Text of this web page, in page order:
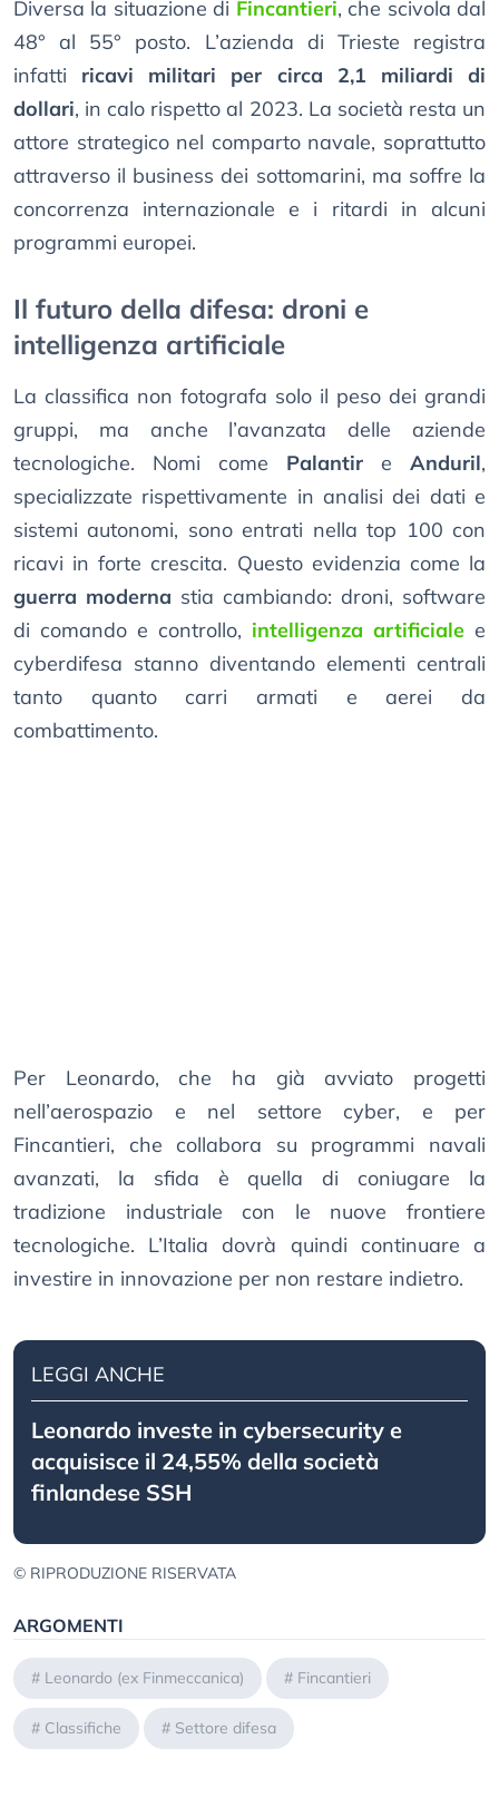
Diversa la situazione di Fincantieri, che scivola dal
48° al 55° posto. L’azienda di Trieste registra
infatti ricavi militari per circa 2,1 miliardi di
dollari, in calo rispetto al 2023. La società resta un
attore strategico nel comparto navale, soprattutto
attraverso il business dei sottomarini, ma soffre la
concorrenza internazionale e i ritardi in alcuni
programmi europei.
Il futuro della difesa: droni e
intelligenza artificiale
La classifica non fotografa solo il peso dei grandi
gruppi, ma anche l’avanzata delle aziende
tecnologiche. Nomi come Palantir e Anduril,
specializzate rispettivamente in analisi dei dati e
sistemi autonomi, sono entrati nella top 100 con
ricavi in forte crescita. Questo evidenzia come la
guerra moderna stia cambiando: droni, software
di comando e controllo, intelligenza artificiale e
cyberdifesa stanno diventando elementi centrali
tanto quanto carri armati e aerei da
combattimento.
Per Leonardo, che ha già avviato progetti
nell’aerospazio e nel settore cyber, e per
Fincantieri, che collabora su programmi navali
avanzati, la sfida è quella di coniugare la
tradizione industriale con le nuove frontiere
tecnologiche. L’Italia dovrà quindi continuare a
investire in innovazione per non restare indietro.
LEGGI ANCHE
Leonardo investe in cybersecurity e
acquisisce il 24,55% della società
finlandese SSH
© RIPRODUZIONE RISERVATA
ARGOMENTI
# Leonardo (ex Finmeccanica) # Fincantieri
# Classifiche # Settore difesa